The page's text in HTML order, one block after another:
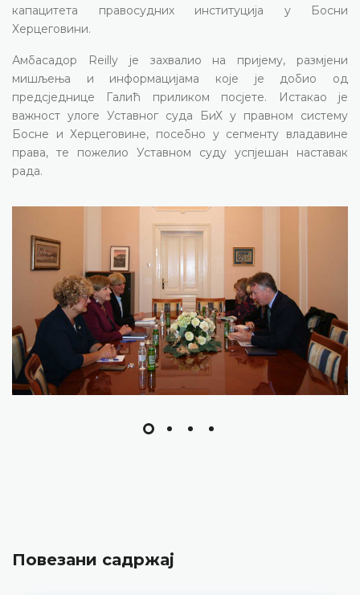
капацитета правосудних институција у Босни
Херцеговини.
Амбасадор Reilly је захвалио на пријему, размјени
мишљења и информацијама које је добио од
предсједнице Галић приликом посјете. Истакао је
важност улоге Уставног суда БиХ у правном систему
Босне и Херцеговине, посебно у сегменту владавине
права, те пожелио Уставном суду успјешан наставак
рада.
Повезани садржај